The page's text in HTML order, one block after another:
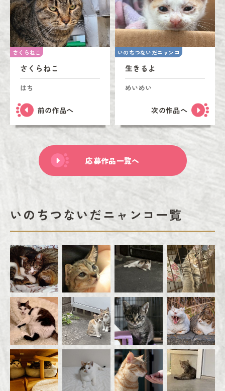
さくらねこ
さくらねこ
はち
前の作品へ
いのちつないだニャンコ
生きるよ
めいめい
次の作品へ
応募作品一覧へ
いのちつないだニャンコ一覧